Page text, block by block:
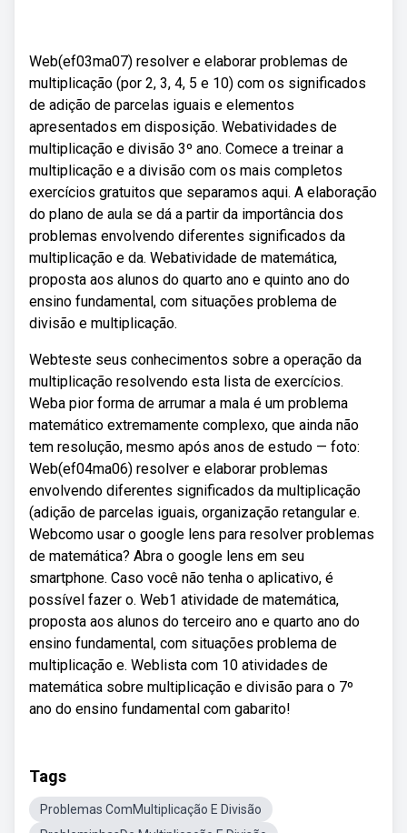
Web(ef03ma07) resolver e elaborar problemas de
multiplicação (por 2, 3, 4, 5 e 10) com os significados
de adição de parcelas iguais e elementos
apresentados em disposição. Webatividades de
multiplicação e divisão 3º ano. Comece a treinar a
multiplicação e a divisão com os mais completos
exercícios gratuitos que separamos aqui. A elaboração
do plano de aula se dá a partir da importância dos
problemas envolvendo diferentes significados da
multiplicação e da. Webatividade de matemática,
proposta aos alunos do quarto ano e quinto ano do
ensino fundamental, com situações problema de
divisão e multiplicação.
Webteste seus conhecimentos sobre a operação da
multiplicação resolvendo esta lista de exercícios.
Weba pior forma de arrumar a mala é um problema
matemático extremamente complexo, que ainda não
tem resolução, mesmo após anos de estudo — foto:
Web(ef04ma06) resolver e elaborar problemas
envolvendo diferentes significados da multiplicação
(adição de parcelas iguais, organização retangular e.
Webcomo usar o google lens para resolver problemas
de matemática? Abra o google lens em seu
smartphone. Caso você não tenha o aplicativo, é
possível fazer o. Web1 atividade de matemática,
proposta aos alunos do terceiro ano e quarto ano do
ensino fundamental, com situações problema de
multiplicação e. Weblista com 10 atividades de
matemática sobre multiplicação e divisão para o 7º
ano do ensino fundamental com gabarito!
Tags
Problemas ComMultiplicação E Divisão